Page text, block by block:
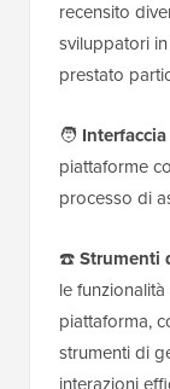
recensito
sviluppatori
prestato
🧑
piattaforme
processo di
☎️Strumenti
le
piattaforma,
strumenti di
interazioni